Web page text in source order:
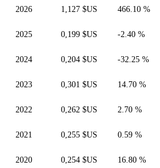
2026 1,127 $US 466.10 %
2025 0,199 $US -2.40 %
2024 0,204 $US -32.25 %
2023 0,301 $US 14.70 %
2022 0,262 $US 2.70 %
2021 0,255 $US 0.59 %
2020 0,254 $US 16.80 %